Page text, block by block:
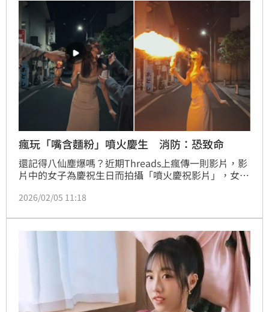
瘋玩「嘴含麵粉」噴火慶生 消防：恐致命
還記得八仙塵爆嗎？近期Threads上瘋傳一則影片，影
片中的女子為慶祝生日而拍攝「噴火慶祝影片」，女子
火焰。影片畫面看似厲害，背後卻暗藏極度危險的行
暴的原理相同，台北市政府消防局防災科學教育館館長
黃建華也提醒，粉塵燃燒的行為具備高度致命性，呼籲
2026/02/05 11:18